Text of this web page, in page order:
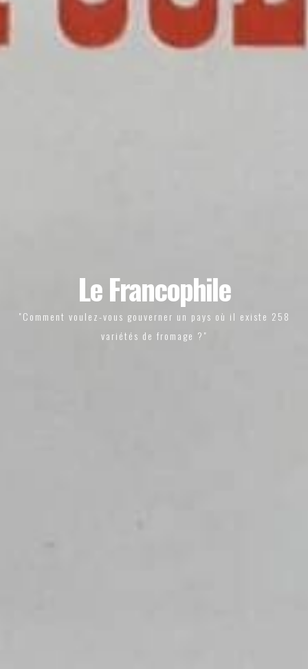
Le Francophile
"Comment voulez-vous gouverner un pays où il existe 258
variétés de fromage ?"